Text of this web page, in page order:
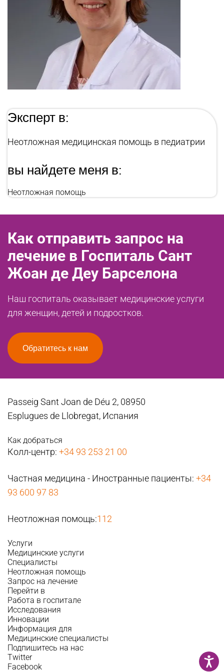
Эксперт в:
Неотложная медицинская помощь в педиатрии
вы найдете меня в:
Неотложная помощь
Как отправить запрос на
лечение в Госпиталь Сант
Жоан де Деу Барселона
Наш госпиталь оказывает медицинские услуги
для женщин, детей и подростков.
Обратитесь к нам
Passeig Sant Joan de Déu 2, 08950
Esplugues de Llobregat, Испания
Как добраться
Колл-центр: +34 93 253 21 00
Частная медицина - Иностранные пациенты: +34
93 600 97 83
Неотложная помощь:112
Услуги
Медицинские услуги
Специалисты
Неотложная помощь
Запрос на лечение
Перейти в
Работа в госпитале
Исследования
Инновации
Информация для
Медицинские специалисты
Подпишитесь на нас
Twitter
Facebook